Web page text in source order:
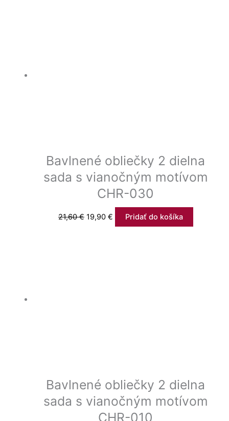
Bavlnené obliečky 2 dielna
sada s vianočným motívom
CHR-030
21,60€ 19,90 € Pridať do košíka
Bavlnené obliečky 2 dielna
sada s vianočným motívom
CHR-010